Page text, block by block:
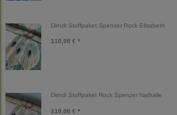
Dirndl Stoffpaket Spenzer Rock Elisabeth
110,00 € *
Dirndl Stoffpaket Rock Spenzer Nathalie
110,00 € *